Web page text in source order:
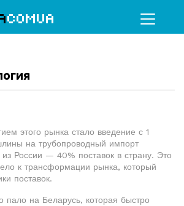
COMUA
этого рынка стало введение с 1
на трубопроводный импорт
из России — 40% поставок в страну. Это
к трансформации рынка, который
поставок.
на Беларусь, которая быстро